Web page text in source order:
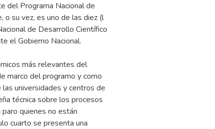
del Programa Nacional de
o su vez, es uno de las diez (l
de Desarrollo Científico
el Gobierno Nacional.
más relevantes del
marco del programo y como
universidades y centros de
técnica sobre los procesos
quienes no están
cuarto se presenta una